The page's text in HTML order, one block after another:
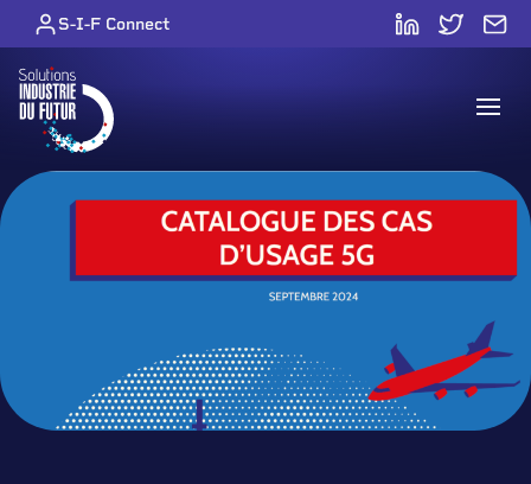
Skip to content
S-I-F Connect